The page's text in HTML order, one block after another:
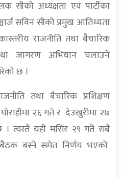
सीको अध्यक्षता एवं पार्टीका
सविन सीको प्रमुख आतिथ्यता
राजनीति तथा बैचारिक
जागरण अभियान चलाउने
छ ।
तथा बैचारिक प्रशिक्षण
२६ गते र देउखुरीमा २७
त्यस्तै यही मंसिर २९ गते सबै
बैठक बस्ने समेत निर्णय भएको